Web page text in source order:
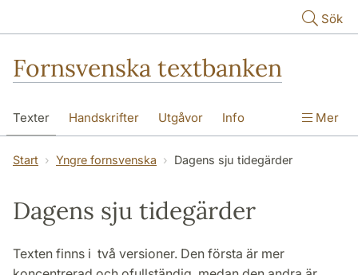
Sök
Fornsvenska textbanken
Texter Handskrifter Utgåvor Info Mer
Start Yngre fornsvenska Dagens sju tidegärder
Dagens sju tidegärder
Texten finns i två versioner. Den första är mer